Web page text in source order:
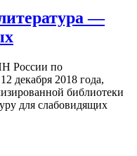
—
России по
декабря 2018 года,
библиотеки
для слабовидящих